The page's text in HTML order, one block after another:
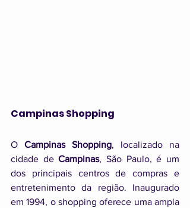
Campinas Shopping
O Campinas Shopping, localizado na
cidade de Campinas, São Paulo, é um
dos principais centros de compras e
entretenimento da região. Inaugurado
em 1994, o shopping oferece uma ampla